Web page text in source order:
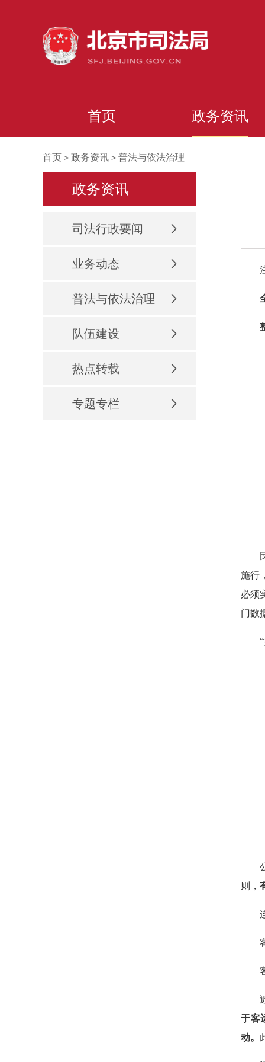
首页 政务资讯
首页 > 政务资讯 > 普法与依法治理
政务资讯
司法行政要闻
业务动态
普法与依法治理
队伍建设
热点转载
专题专栏
注
全
整
民
施行
必须
门数
“疲
公
则，
连
客
客
近
于客
动。